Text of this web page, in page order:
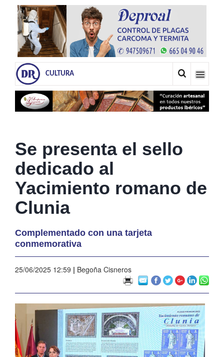
CULTURA
Se presenta el sello
dedicado al
Yacimiento romano de
Clunia
Complementado con una tarjeta
conmemorativa
25/06/2025 12:59 | Begoña Cisneros